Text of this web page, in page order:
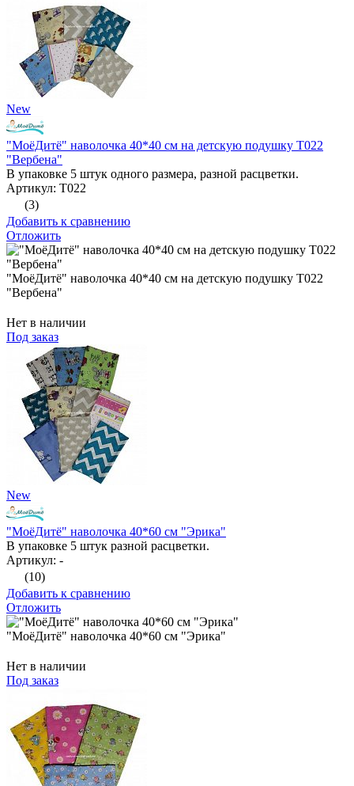
New
"МоёДитё" наволочка 40*40 см на детскую подушку Т022
"Вербена"
В упаковке 5 штук одного размера, разной расцветки.
Артикул: Т022
(3)
Добавить к сравнению
Отложить
"МоёДитё" наволочка 40*40 см на детскую подушку Т022
"Вербена"
Нет в наличии
Под заказ
New
"МоёДитё" наволочка 40*60 см "Эрика"
В упаковке 5 штук разной расцветки.
Артикул: -
(10)
Добавить к сравнению
Отложить
"МоёДитё" наволочка 40*60 см "Эрика"
Нет в наличии
Под заказ